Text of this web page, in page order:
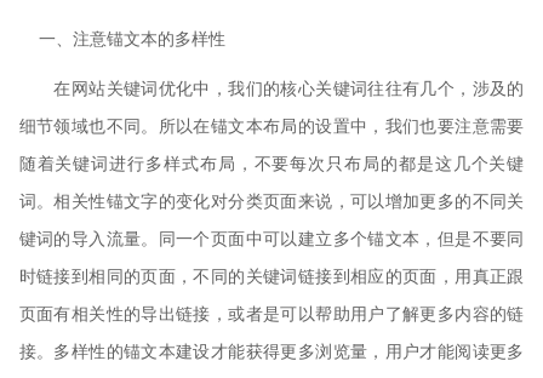
一、注意锚文本的多样性
在网站关键词优化中，我们的核心关键词往往有几个，涉及的
细节领域也不同。所以在锚文本布局的设置中，我们也要注意需要
随着关键词进行多样式布局，不要每次只布局的都是这几个关键
词。相关性锚文字的变化对分类页面来说，可以增加更多的不同关
键词的导入流量。同一个页面中可以建立多个锚文本，但是不要同
时链接到相同的页面，不同的关键词链接到相应的页面，用真正跟
页面有相关性的导出链接，或者是可以帮助用户了解更多内容的链
接。多样性的锚文本建设才能获得更多浏览量，用户才能阅读更多